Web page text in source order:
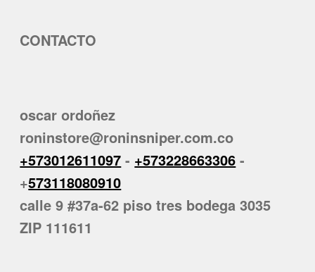
CONTACTO
oscar ordoñez
roninstore@roninsniper.com.co
+573012611097 - +573228663306 -
+573118080910
calle 9 #37a-62 piso tres bodega 3035
ZIP 111611